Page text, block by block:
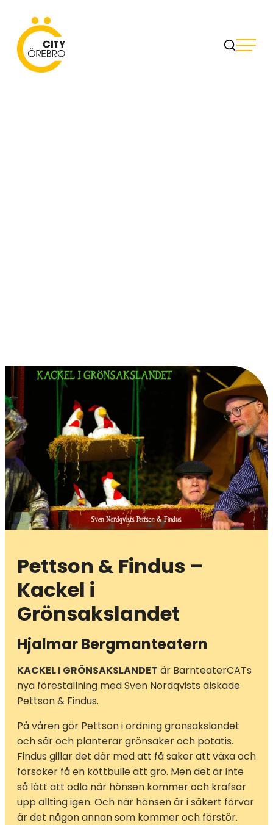
content
City Örebro
Pettson & Findus –
Kackel i
Grönsakslandet
Hjalmar Bergmanteatern
KACKEL I GRÖNSAKSLANDET är BarnteaterCATs
nya föreställning med Sven Nordqvists älskade
Pettson & Findus.
På våren gör Pettson i ordning grönsakslandet
och sår och planterar grönsaker och potatis.
Findus gillar det där med att få saker att växa och
försöker få en köttbulle att gro. Men det är inte
så lätt att odla när hönsen kommer och krafsar
upp allting igen. Och när hönsen är i säkert förvar
är det någon annan som kommer och förstör.